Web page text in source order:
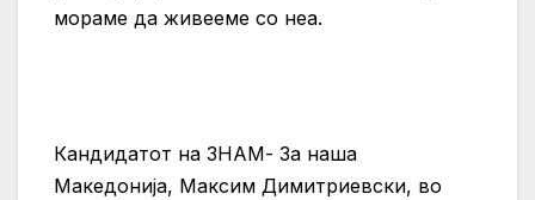
мораме да живееме со неа.
Кандидатот на ЗНАМ- За наша
Македонија, Максим Димитриевски, во